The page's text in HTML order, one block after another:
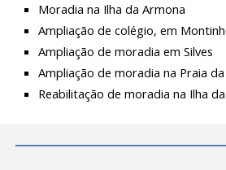
Moradia na Ilha da Armona
Ampliação de colégio, em
Ampliação de moradia em Silves
Ampliação de moradia na Praia
Reabilitação de moradia na Ilha